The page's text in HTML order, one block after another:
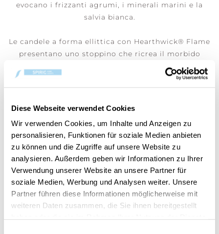
Diese Webseite verwendet Cookies
Wir verwenden Cookies, um Inhalte und Anzeigen zu
personalisieren, Funktionen für soziale Medien anbieten
zu können und die Zugriffe auf unsere Website zu
analysieren. Außerdem geben wir Informationen zu Ihrer
Verwendung unserer Website an unsere Partner für
soziale Medien, Werbung und Analysen weiter. Unsere
Partner führen diese Informationen möglicherweise mit
weiteren Daten zusammen, die Sie ihnen bereitgestellt
evocano i frizzanti agrumi, i minerali marini e la
salvia bianca.
Le candele a forma ellittica con Hearthwick® Flame
presentano uno stoppino che ricrea il morbido
crepitio del fuoco scoppiettante. Il loro esclusivo
design crea una lunga fiamma danzante per una
calda e unica atmosfera in ogni ambiente. Perfetta
HANNO ACQUISTATO ANCHE